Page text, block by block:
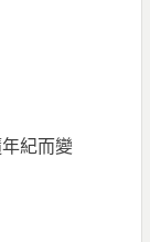
紀而變